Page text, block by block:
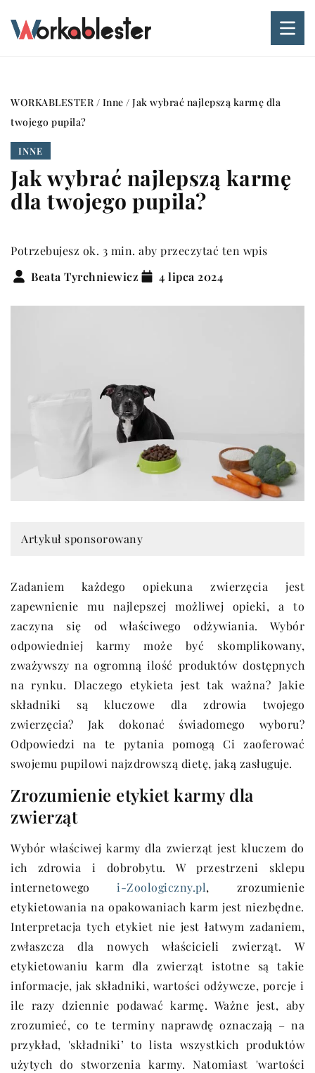
WORKABLESTER/ Inne / Jak wybrać najlepszą karmę dla
twojego pupila?
INNE
Jak wybrać najlepszą karmę
dla twojego pupila?
Potrzebujesz ok. 3 min. aby przeczytać ten wpis
Beata Tyrchniewicz
4 lipca 2024
Artykuł sponsorowany
Zadaniem każdego opiekuna zwierzęcia jest
zapewnienie mu najlepszej możliwej opieki, a to
zaczyna się od właściwego odżywiania. Wybór
odpowiedniej karmy może być skomplikowany,
zważywszy na ogromną ilość produktów dostępnych
na rynku. Dlaczego etykieta jest tak ważna? Jakie
składniki są kluczowe dla zdrowia twojego
zwierzęcia? Jak dokonać świadomego wyboru?
Odpowiedzi na te pytania pomogą Ci zaoferować
swojemu pupilowi najzdrowszą dietę, jaką zasługuje.
Zrozumienie etykiet karmy dla
zwierząt
Wybór właściwej karmy dla zwierząt jest kluczem do
ich zdrowia i dobrobytu. W przestrzeni sklepu
internetowegoi-Zoologiczny.pl, zrozumienie
etykietowania na opakowaniach karm jest niezbędne.
Interpretacja tych etykiet nie jest łatwym zadaniem,
zwłaszcza dla nowych właścicieli zwierząt. W
etykietowaniu karm dla zwierząt istotne są takie
informacje, jak składniki, wartości odżywcze, porcje i
ile razy dziennie podawać karmę. Ważne jest, aby
zrozumieć, co te terminy naprawdę oznaczają – na
przykład, 'składniki’ to lista wszystkich produktów
użytych do stworzenia karmy. Natomiast 'wartości